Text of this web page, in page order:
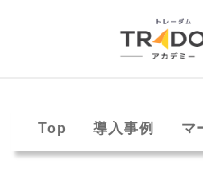
Top 導入事例 マ